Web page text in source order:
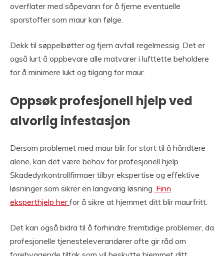
overflater med såpevann for å fjerne eventuelle
sporstoffer som maur kan følge.
Dekk til søppelbøtter og fjern avfall regelmessig. Det er
også lurt å oppbevare alle matvarer i lufttette beholdere
for å minimere lukt og tilgang for maur.
Oppsøk profesjonell hjelp ved
alvorlig infestasjon
Dersom problemet med maur blir for stort til å håndtere
alene, kan det være behov for profesjonell hjelp.
Skadedyrkontrollfirmaer tilbyr ekspertise og effektive
løsninger som sikrer en langvarig løsning. Finn
eksperthjelp herfor å sikre at hjemmet ditt blir maurfritt.
Det kan også bidra til å forhindre fremtidige problemer, da
profesjonelle tjenesteleverandører ofte gir råd om